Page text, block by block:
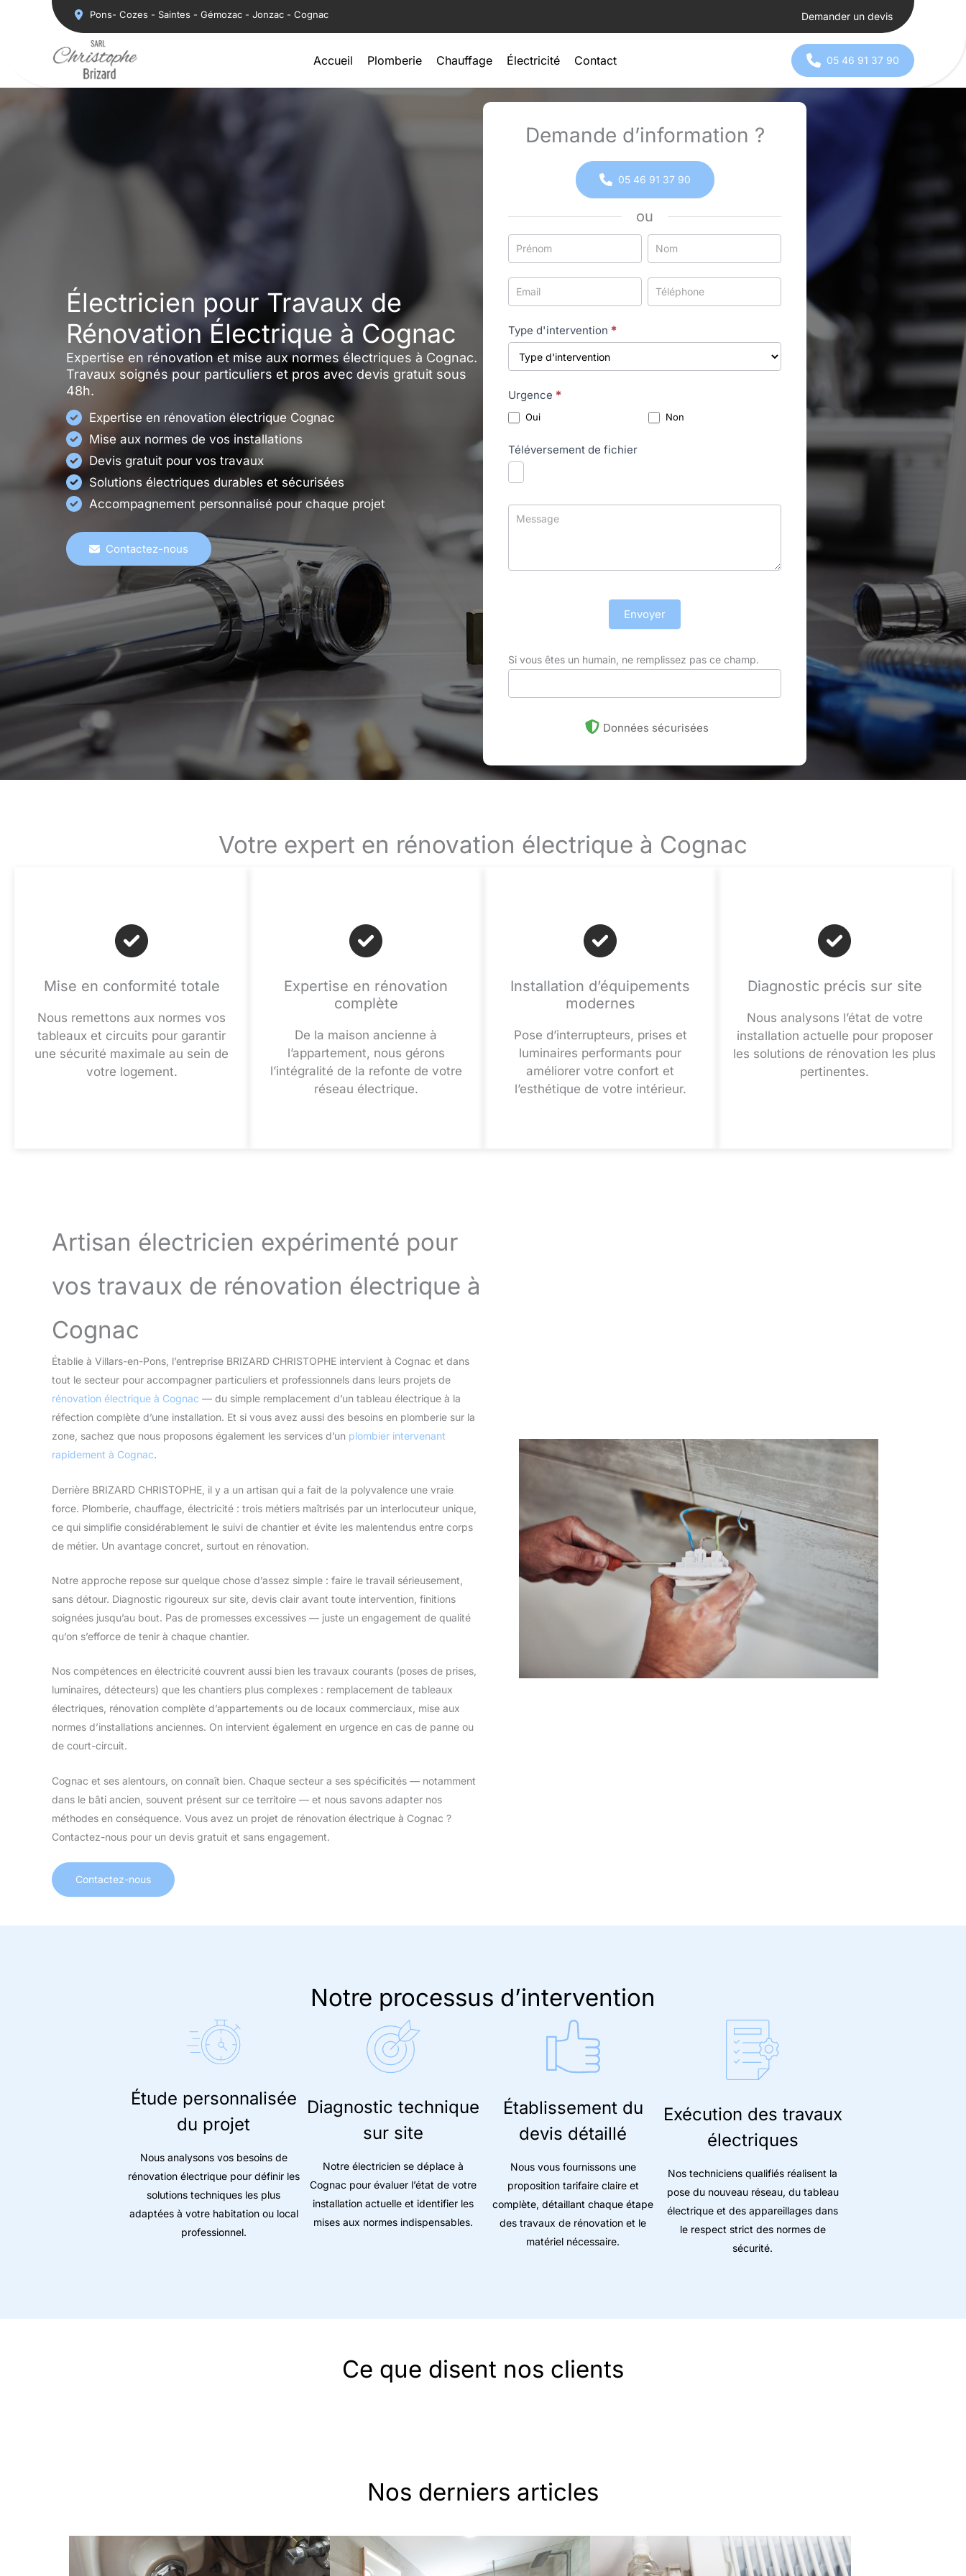
Pons- Cozes - Saintes - Gémozac - Jonzac - Cognac Demander un devis
Accueil Plomberie Chauffage Électricité Contact 05 46 91 37 90
Électricien pour Travaux de
Rénovation Électrique à Cognac
Expertise en rénovation et mise aux normes électriques à Cognac.
Travaux soignés pour particuliers et pros avec devis gratuit sous
48h.
Expertise en rénovation électrique Cognac
Mise aux normes de vos installations
Devis gratuit pour vos travaux
Solutions électriques durables et sécurisées
Accompagnement personnalisé pour chaque projet
Contactez-nous
Demande d’information ?
05 46 91 37 90
ou
Formulaire
simple
avec
téléphone
Type d'intervention *
Urgence *
Oui Non
Téléversement de fichier
Envoyer
Si vous êtes un humain, ne remplissez pas ce champ.
Données sécurisées
Votre expert en rénovation électrique à Cognac
Mise en conformité totale
Nous remettons aux normes vos
tableaux et circuits pour garantir
une sécurité maximale au sein de
votre logement.
Expertise en rénovation
complète
De la maison ancienne à
l’appartement, nous gérons
l’intégralité de la refonte de votre
réseau électrique.
Installation d’équipements
modernes
Pose d’interrupteurs, prises et
luminaires performants pour
améliorer votre confort et
l’esthétique de votre intérieur.
Diagnostic précis sur site
Nous analysons l’état de votre
installation actuelle pour proposer
les solutions de rénovation les plus
pertinentes.
Artisan électricien expérimenté pour
vos travaux de rénovation électrique à
Cognac
Établie à Villars-en-Pons, l’entreprise BRIZARD CHRISTOPHE intervient à Cognac et dans
tout le secteur pour accompagner particuliers et professionnels dans leurs projets de
rénovation électrique à Cognac — du simple remplacement d’un tableau électrique à la
réfection complète d’une installation. Et si vous avez aussi des besoins en plomberie sur la
zone, sachez que nous proposons également les services d’un plombier intervenant
rapidement à Cognac.
Derrière BRIZARD CHRISTOPHE, il y a un artisan qui a fait de la polyvalence une vraie
force. Plomberie, chauffage, électricité : trois métiers maîtrisés par un interlocuteur unique,
ce qui simplifie considérablement le suivi de chantier et évite les malentendus entre corps
de métier. Un avantage concret, surtout en rénovation.
Notre approche repose sur quelque chose d’assez simple : faire le travail sérieusement,
sans détour. Diagnostic rigoureux sur site, devis clair avant toute intervention, finitions
soignées jusqu’au bout. Pas de promesses excessives — juste un engagement de qualité
qu’on s’efforce de tenir à chaque chantier.
Nos compétences en électricité couvrent aussi bien les travaux courants (poses de prises,
luminaires, détecteurs) que les chantiers plus complexes : remplacement de tableaux
électriques, rénovation complète d’appartements ou de locaux commerciaux, mise aux
normes d’installations anciennes. On intervient également en urgence en cas de panne ou
de court-circuit.
Cognac et ses alentours, on connaît bien. Chaque secteur a ses spécificités — notamment
dans le bâti ancien, souvent présent sur ce territoire — et nous savons adapter nos
méthodes en conséquence. Vous avez un projet de rénovation électrique à Cognac ?
Contactez-nous pour un devis gratuit et sans engagement.
Contactez-nous
Notre processus d’intervention
Étude personnalisée
du projet
Nous analysons vos besoins de
rénovation électrique pour définir les
solutions techniques les plus
adaptées à votre habitation ou local
professionnel.
Diagnostic technique
sur site
Notre électricien se déplace à
Cognac pour évaluer l’état de votre
installation actuelle et identifier les
mises aux normes indispensables.
Établissement du
devis détaillé
Nous vous fournissons une
proposition tarifaire claire et
complète, détaillant chaque étape
des travaux de rénovation et le
matériel nécessaire.
Exécution des travaux
électriques
Nos techniciens qualifiés réalisent la
pose du nouveau réseau, du tableau
électrique et des appareillages dans
le respect strict des normes de
sécurité.
Ce que disent nos clients
Nos derniers articles